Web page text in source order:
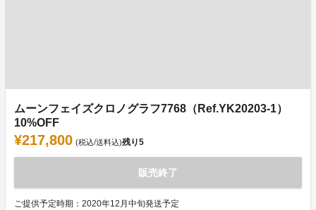
ムーンフェイズクロノグラフ7768（Ref.YK20203-1）
10%OFF
¥217,800 (税込/送料込)残り5
販売終了
ご提供予定時期：2020年12月中旬発送予定